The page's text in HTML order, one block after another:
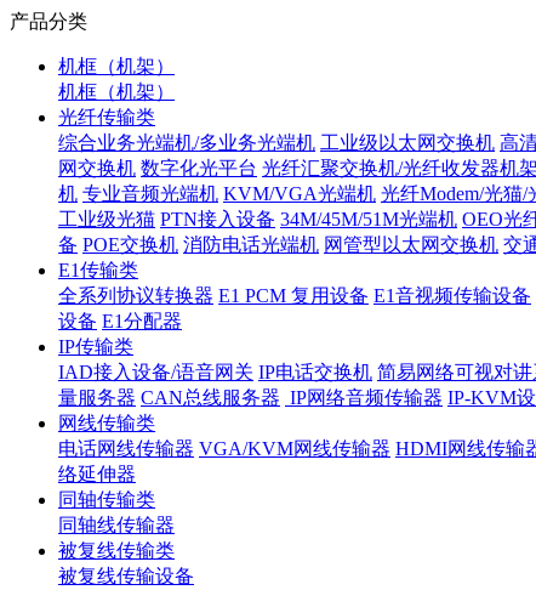
产品分类
机框（机架）
机框（机架）
光纤传输类
综合业务光端机/多业务光端机 工业级以太网交换机 高
网交换机 数字化光平台 光纤汇聚交换机/光纤收发器机架
机 专业音频光端机 KVM/VGA光端机 光纤Modem/光猫
工业级光猫 PTN接入设备 34M/45M/51M光端机 OEO光
备 POE交换机 消防电话光端机 网管型以太网交换机 交
E1传输类
全系列协议转换器 E1 PCM 复用设备 E1音视频传输设备
设备 E1分配器
IP传输类
IAD接入设备/语音网关 IP电话交换机 简易网络可视对
量服务器 CAN总线服务器 IP网络音频传输器 IP-KVM
网线传输类
电话网线传输器 VGA/KVM网线传输器 HDMI网线传输
络延伸器
同轴传输类
同轴线传输器
被复线传输类
被复线传输设备